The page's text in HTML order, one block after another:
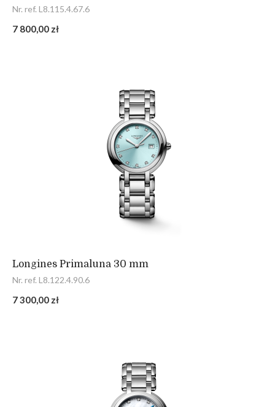
Nr. ref. L8.115.4.67.6
7 800,00 zł
Longines Primaluna 30 mm
Nr. ref. L8.122.4.90.6
7 300,00 zł